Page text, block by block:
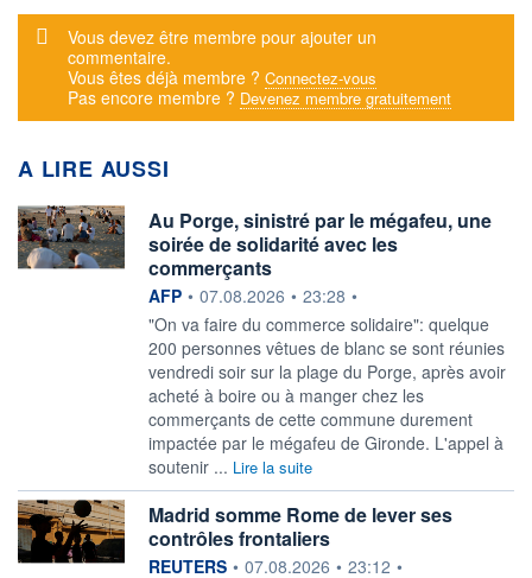
Message d'alerte
Vous devez être membre pour ajouter un
commentaire.
Vous êtes déjà membre ? Connectez-vous
Pas encore membre ? Devenez membre gratuitement
A LIRE AUSSI
Au Porge, sinistré par le mégafeu, une
soirée de solidarité avec les
commerçants
information fournie par
AFP • 07.08.2026 • 23:28 •
"On va faire du commerce solidaire": quelque
200 personnes vêtues de blanc se sont réunies
vendredi soir sur la plage du Porge, après avoir
acheté à boire ou à manger chez les
commerçants de cette commune durement
impactée par le mégafeu de Gironde. L'appel à
soutenir ... Lire la suite
Madrid somme Rome de lever ses
contrôles frontaliers
information fournie par
REUTERS • 07.08.2026 • 23:12 •